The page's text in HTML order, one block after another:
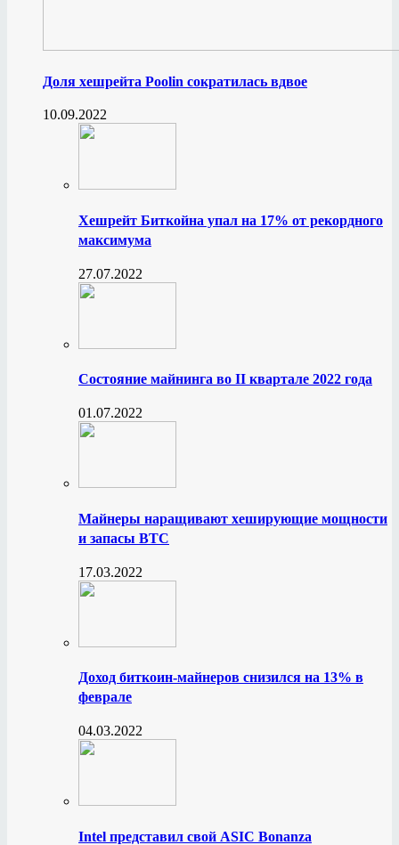
Доля хешрейта Poolin сократилась вдвое
10.09.2022
Хешрейт Биткойна упал на 17% от рекордного
максимума
27.07.2022
Состояние майнинга во II квартале 2022 года
01.07.2022
Майнеры наращивают хеширующие мощности
и запасы BTC
17.03.2022
Доход биткоин-майнеров снизился на 13% в
феврале
04.03.2022
Intel представил свой ASIC Bonanza